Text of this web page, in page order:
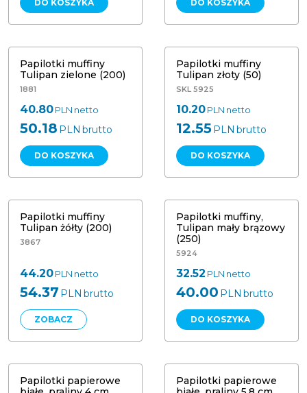
DO KOSZYKA DO KOSZYKA
Papilotki muffiny Tulipan zielone
Papilotki muffiny
Tulipan zielone (200)
1881
40.80PLN netto
50.18 PLN brutto
DO KOSZYKA
Papilotki muffiny Tulipan złoty 70/50
Papilotki muffiny
Tulipan złoty (50)
SKL 5925
10.20PLN netto
12.55PLN brutto
DO KOSZYKA
Papilotki muffiny
Tulipan żółty (200)
3867
44.20PLN netto
54.37 PLN brutto
ZOBACZ
Papilotki muffiny, Tulipan mały
Papilotki muffiny,
Tulipan mały brązowy
(250)
5924
32.52 PLN netto
40.00 PLN brutto
DO KOSZYKA
Papilotki papierowe białe, praliny 4
Papilotki papierowe
Papilotki papierowe białe, praliny
Papilotki papierowe